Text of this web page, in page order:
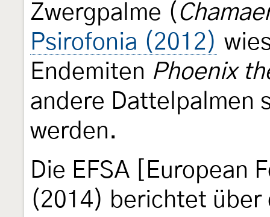
Zwergpalme (
Psirofonia (2012)
Endemiten Phoenix
andere Dattelpalmen
werden.
Die EFSA [European
(2014) berichtet über